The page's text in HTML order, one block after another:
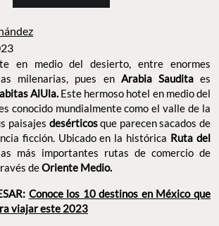
en medio del desierto, entre enormes
milenarias, pues en Arabia Sauditaes
AlUla. Este hermoso hotel en medio del
conocido mundialmente como el valle de la
paisajes desérticosque parecen sacados de
ficción. Ubicado en la histórica Ruta del
más importantes rutas de comercio de
deOriente Medio.
Conoce los 10 destinos en México que
viajar este 2023